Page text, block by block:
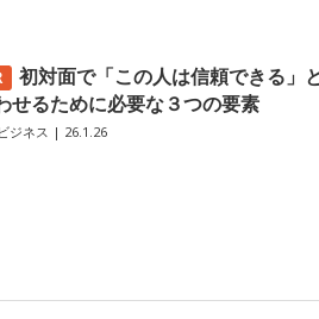
初対面で「この人は信頼できる」
せるために必要な３つの要素
ビジネス | 26.1.26